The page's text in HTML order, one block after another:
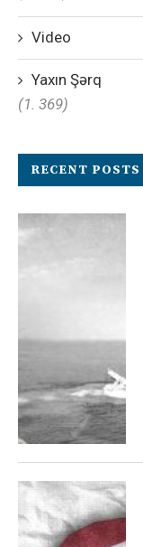
Video
Yaxın Şərq
(1. 369)
RECENT POSTS